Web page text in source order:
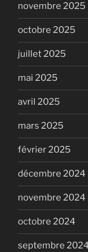
novembre 2025
octobre 2025
juillet 2025
mai 2025
avril 2025
mars 2025
février 2025
décembre 2024
novembre 2024
octobre 2024
septembre 2024